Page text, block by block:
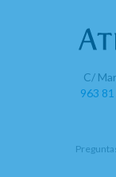
C/
963